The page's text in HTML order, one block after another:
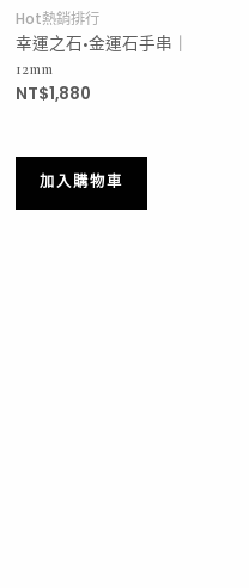
Hot熱銷排行
幸運之石•金運石手串｜
12mm
NT$1,880
加入購物車